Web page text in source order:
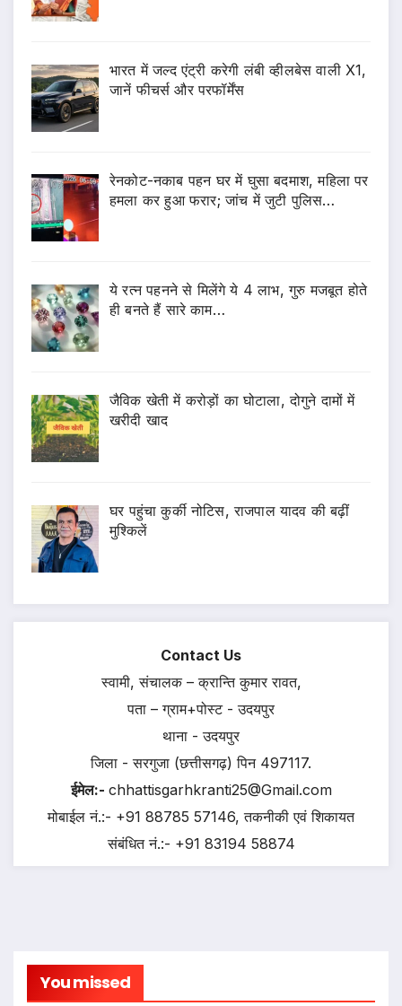
भारत में जल्द एंट्री करेगी लंबी व्हीलबेस वाली X1,
जानें फीचर्स और परफॉर्मेंस
रेनकोट-नकाब पहन घर में घुसा बदमाश, महिला पर
हमला कर हुआ फरार; जांच में जुटी पुलिस…
ये रत्न पहनने से मिलेंगे ये 4 लाभ, गुरु मजबूत होते
ही बनते हैं सारे काम…
जैविक खेती में करोड़ों का घोटाला, दोगुने दामों में
खरीदी खाद
घर पहुंचा कुर्की नोटिस, राजपाल यादव की बढ़ीं
मुश्किलें
Contact Us
स्वामी, संचालक – क्रान्ति कुमार रावत,
पता – ग्राम+पोस्ट - उदयपुर
थाना - उदयपुर
जिला - सरगुजा (छत्तीसगढ़) पिन 497117.
ईमेल:- chhattisgarhkranti25@Gmail.com
मोबाईल नं.:- +91 88785 57146, तकनीकी एवं शिकायत
संबंधित नं.:- +91 83194 58874
You missed